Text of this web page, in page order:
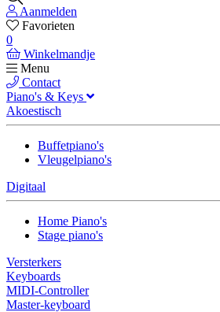
Aanmelden
Favorieten
0
Winkelmandje
Menu
Contact
Piano's & Keys
Akoestisch
Buffetpiano's
Vleugelpiano's
Digitaal
Home Piano's
Stage piano's
Versterkers
Keyboards
MIDI-Controller
Master-keyboard